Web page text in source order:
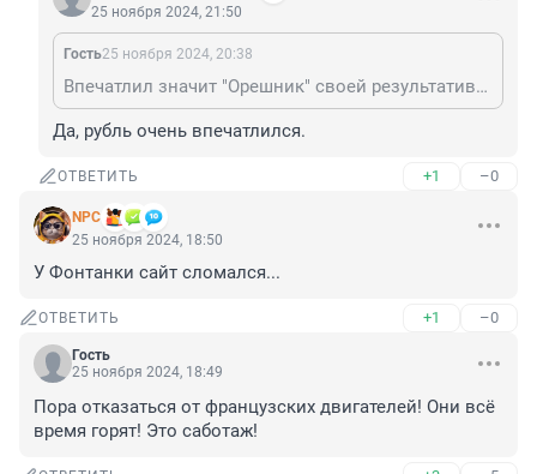
25 ноября 2024, 21:50
Гость25 ноября 2024, 20:38
Впечатлил значит "Орешник" своей результативностью по Югмашу? А это был всего-лишь холостой прилёт.
Да, рубль очень впечатлился.
ОТВЕТИТЬ +1 –0
NPC
25 ноября 2024, 18:50
У Фонтанки сайт сломался...
ОТВЕТИТЬ +1 –0
Гость
25 ноября 2024, 18:49
Пора отказаться от французских двигателей! Они всё
время горят! Это саботаж!